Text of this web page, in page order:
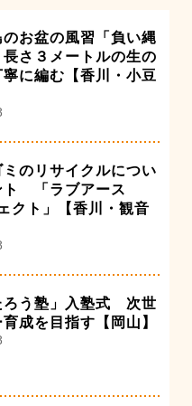
お盆の風習「負い縄
さ３メートルの生の
に編む【香川・小豆
のリサイクルについ
ト 「ラブアース
クト」【香川・観音
ろう塾」入塾式 次世
成を目指す【岡山】